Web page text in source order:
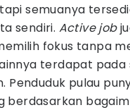
semuanya
sendiri. Active job
fokus tanpa
terdapat pada
Penduduk pulau
berdasarkan